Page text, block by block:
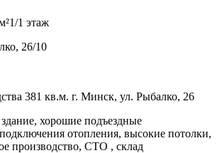
1/1 этаж
26/10
381 кв.м. г. Минск, ул. Рыбалко, 26
хорошие подъездные
отопления, высокие потолки,
производство, СТО , склад